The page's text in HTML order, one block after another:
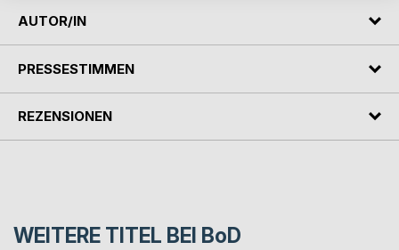
AUTOR/IN
PRESSESTIMMEN
REZENSIONEN
WEITERE TITEL BEI BoD